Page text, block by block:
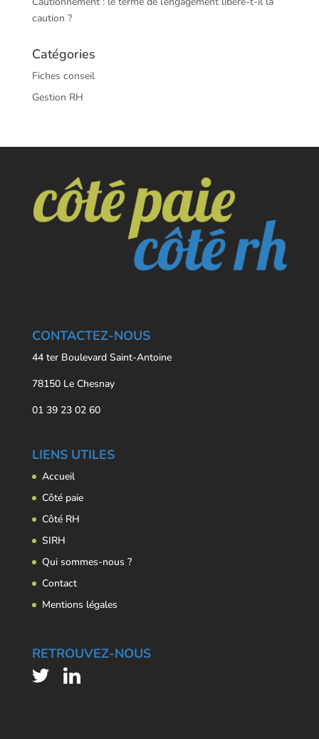
caution ?
Catégories
Fiches conseil
Gestion RH
CONTACTEZ-NOUS
44 ter Boulevard Saint-Antoine
78150 Le Chesnay
01 39 23 02 60
LIENS UTILES
Accueil
Côté paie
Côté RH
SIRH
Qui sommes-nous ?
Contact
Mentions légales
RETROUVEZ-NOUS